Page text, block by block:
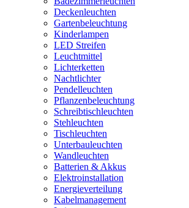
Deckenleuchten
Gartenbeleuchtung
Kinderlampen
LED Streifen
Leuchtmittel
Lichterketten
Nachtlichter
Pendelleuchten
Pflanzenbeleuchtung
Schreibtischleuchten
Stehleuchten
Tischleuchten
Unterbauleuchten
Wandleuchten
Batterien & Akkus
Elektroinstallation
Energieverteilung
Kabelmanagement